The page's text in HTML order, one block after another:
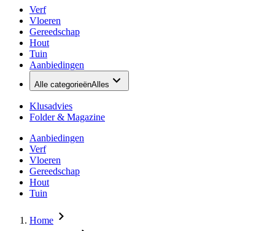
Verf
Vloeren
Gereedschap
Hout
Tuin
Aanbiedingen
Alle categorieënAlles
Klusadvies
Folder & Magazine
Aanbiedingen
Verf
Vloeren
Gereedschap
Hout
Tuin
Home